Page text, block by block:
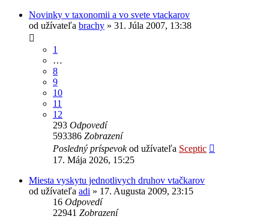
Novinky v taxonomii a vo svete vtackarov
od užívateľa brachy » 31. Júla 2007, 13:38
1
…
8
9
10
11
12
293 Odpovedí
593386 Zobrazení
Posledný príspevokod užívateľa Sceptic
17. Mája 2026, 15:25
Miesta vyskytu jednotlivych druhov vtačkarov
od užívateľa adi » 17. Augusta 2009, 23:15
16 Odpovedí
22941 Zobrazení